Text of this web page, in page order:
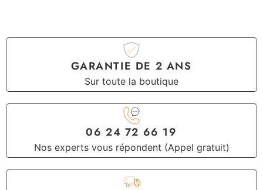
GARANTIE DE 2 ANS
Sur toute la boutique
06 24 72 66 19
Nos experts vous répondent (Appel gratuit)